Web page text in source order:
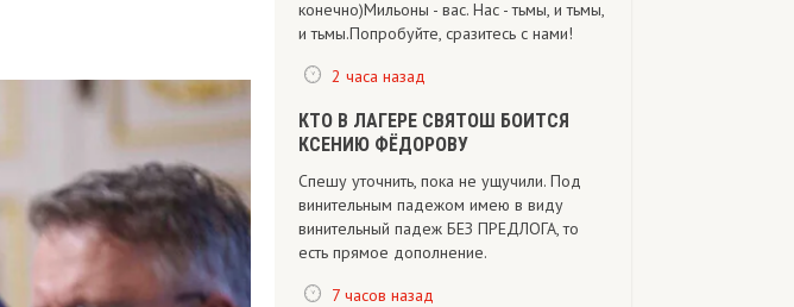
конечно) Мильоны - вас. Нас - тьмы, и тьмы,
и тьмы.Попробуйте, сразитесь с нами!
2 часа назад
КТО В ЛАГЕРЕ СВЯТОШ БОИТСЯ
КСЕНИЮ ФЁДОРОВУ
Спешу уточнить, пока не ущучили. Под
винительным падежом имею в виду
винительный падеж БЕЗ ПРЕДЛОГА, то
есть прямое дополнение.
7 часов назад